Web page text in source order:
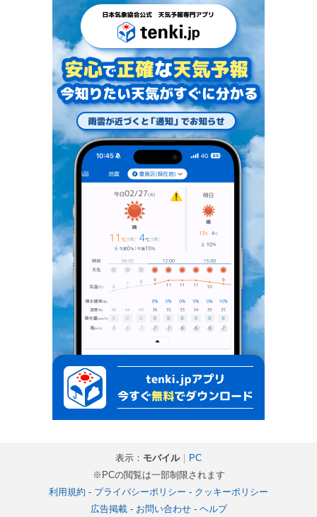
表示： モバイル｜ PC
※PCの閲覧は一部制限されます
利用規約 - プライバシーポリシー - クッキーポリシー
広告掲載- お問い合わせ- ヘルプ